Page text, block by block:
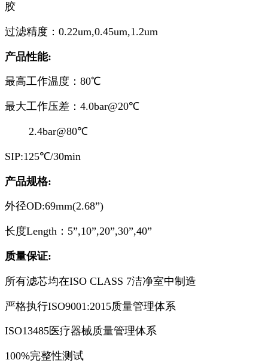
胶
过滤精度：0.22um,0.45um,1.2um
产品性能:
最高工作温度：80℃
最大工作压差：4.0bar@20℃
2.4bar@80℃
SIP:125℃/30min
产品规格:
外径OD:69mm(2.68”)
长度Length ：5”,10”,20”,30”,40”
质量保证:
所有滤芯均在ISO CLASS 7洁净室中制造
严格执行ISO9001:2015质量管理体系
ISO13485医疗器械质量管理体系
100%完整性测试